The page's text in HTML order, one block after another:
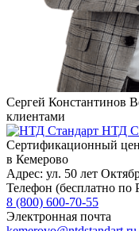
Сергей Константинов
клиентами
НТД
Сертификационный
в Кемерово
Адрес: ул. 50 лет
Телефон (бесплатно по
8 (800) 600-70-55
Электронная почта